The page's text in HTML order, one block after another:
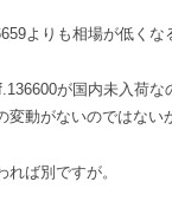
よりも相場が低くな
が国内未入荷な
変動がないのではない
れば別ですが。